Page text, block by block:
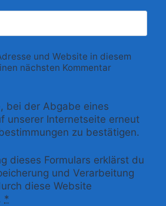
und Website in diesem
nächsten Kommentar
bei der Abgabe eines
unserer Internetseite erneut
zu bestätigen.
dieses Formulars erklärst du
und Verarbeitung
diese Website
*